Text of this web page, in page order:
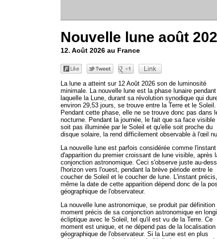
Nouvelle lune août
12. Août 2026 au France
La lune a atteint sur 12 Août 2026 son de luminosité
minimale. La nouvelle lune est la phase lunaire pendant
laquelle la Lune, durant sa révolution synodique qui
environ 29,53 jours, se trouve entre la Terre et le Soleil.
Pendant cette phase, elle ne se trouve donc pas dans
nocturne. Pendant la journée, le fait que sa face visible
soit pas illuminée par le Soleil et qu'elle soit proche du
disque solaire, la rend difficilement observable à l'œil
La nouvelle lune est parfois considérée comme l'instant
d'apparition du premier croissant de lune visible, après
conjonction astronomique. Ceci s'observe juste au-
l'horizon vers l'ouest, pendant la brève période entre le
coucher de Soleil et le coucher de lune. L'instant
même la date de cette apparition dépend donc de la
géographique de l'observateur.
La nouvelle lune astronomique, se produit par définition
moment précis de sa conjonction astronomique en
écliptique avec le Soleil, tel qu'il est vu de la Terre. Ce
moment est unique, et ne dépend pas de la localisation
géographique de l'observateur. Si la Lune est en plus